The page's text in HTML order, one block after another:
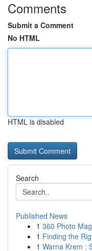
Comments
Submit a Comment
No HTML
HTML is disabled
Search
Published News
1 360 Photo
1 Finding the
1 Warna Krem :